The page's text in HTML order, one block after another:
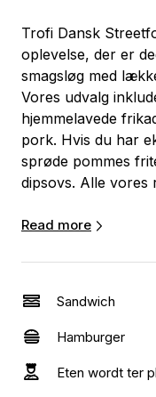
Trofi Dansk
oplevelse, der er
smagsløg med
Vores udvalg
hjemmelavede
pork. Hvis du har
sprøde pommes
dipsovs. Alle vores
erfarne kokke,
forvandl din
Read more
Sandwich
Hamburger
Eten wordt ter